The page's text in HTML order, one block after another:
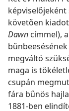
követően
Dawn címmel),
megváltó
maga is
csupán
fára bűnös
1881-ben